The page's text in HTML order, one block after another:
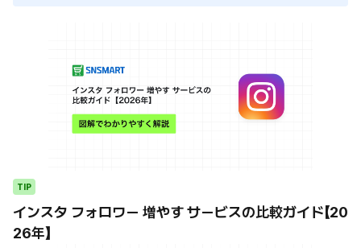
TIP
インスタ フォロワー 増やす サービスの比較ガイド【20
26年】